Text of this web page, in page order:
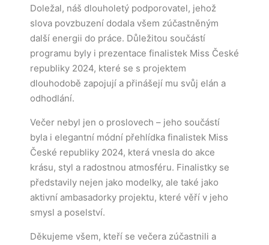
Doležal, náš dlouholetý podporovatel, jehož
slova povzbuzení dodala všem zúčastněným
další energii do práce. Důležitou součástí
programu byly i prezentace finalistek Miss České
republiky 2024, které se s projektem
dlouhodobě zapojují a přinášejí mu svůj elán a
odhodlání.
Večer nebyl jen o proslovech – jeho součástí
byla i elegantní módní přehlídka finalistek Miss
České republiky 2024, která vnesla do akce
krásu, styl a radostnou atmosféru. Finalistky se
představily nejen jako modelky, ale také jako
aktivní ambasadorky projektu, které věří v jeho
smysl a poselství.
Děkujeme všem, kteří se večera zúčastnili a